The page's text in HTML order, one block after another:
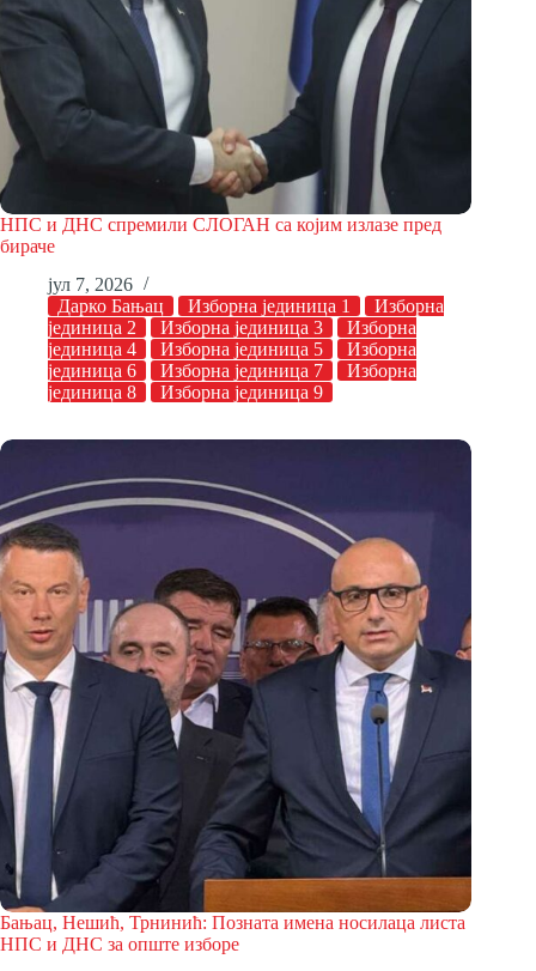
НПС и ДНС спремили СЛОГАН са којим излазе пред
бираче
јул 7, 2026
Дарко Бањац
Изборна јединица 1
Изборна
јединица 2
Изборна јединица 3
Изборна
јединица 4
Изборна јединица 5
Изборна
јединица 6
Изборна јединица 7
Изборна
јединица 8
Изборна јединица 9
Бањац, Нешић, Трнинић: Позната имена носилаца листа
НПС и ДНС за опште изборе